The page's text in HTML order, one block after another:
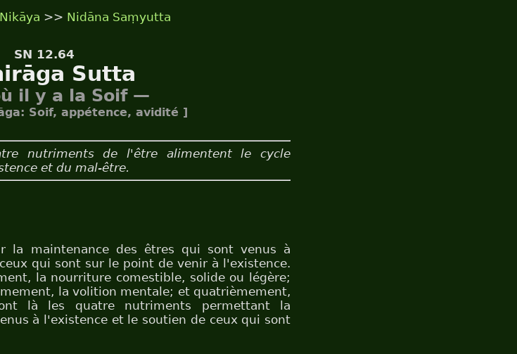
>> Nidāna Saṃyutta
SN 12.64
Sutta
il y a la Soif —
Soif, appétence, avidité ]
nutriments de l'être alimentent le cycle
et du mal-être.
la maintenance des êtres qui sont venus à
qui sont sur le point de venir à l'existence.
la nourriture comestible, solide ou légère;
la volition mentale; et quatrièmement,
là les quatre nutriments permettant la
à l'existence et le soutien de ceux qui sont